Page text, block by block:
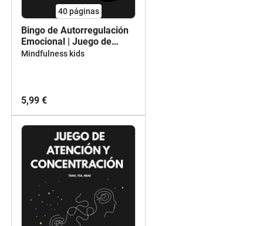
40páginas
Bingo de Autorregulación
Emocional | Juego de
Calma para Niños (6-10
Mindfulness kids
5,99 €